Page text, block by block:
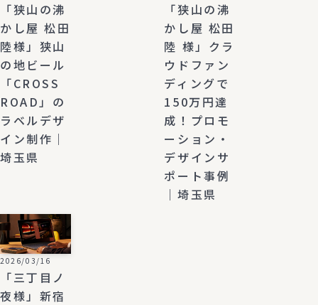
「狭山の沸
かし屋 松田
陸様」狭山
の地ビール
「CROSS
ROAD」の
ラベルデザ
イン制作｜
埼玉県
「狭山の沸
かし屋 松田
陸 様」クラ
ウドファン
ディングで
150万円達
成！プロモ
ーション・
デザインサ
ポート事例
｜埼玉県
2026/03/16
「三丁目ノ
夜様」新宿